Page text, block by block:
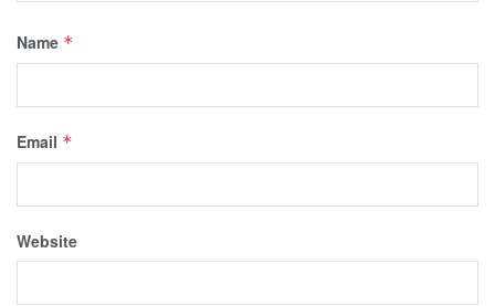
Name *
Email *
Website